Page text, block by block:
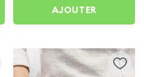
AJOUTER